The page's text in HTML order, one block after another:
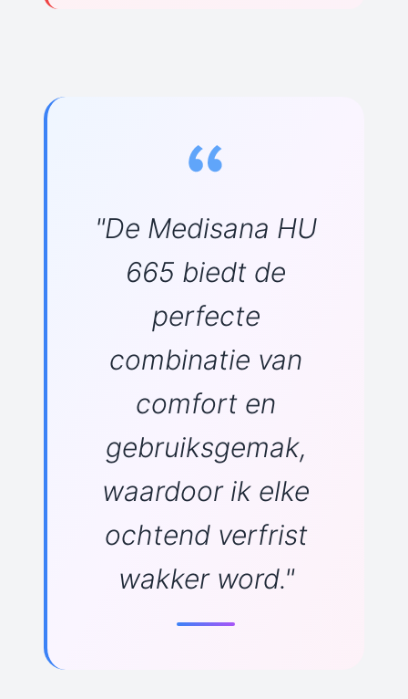
"De Medisana HU
665 biedt de
perfecte
combinatie van
comfort en
gebruiksgemak,
waardoor ik elke
ochtend verfrist
wakker word."